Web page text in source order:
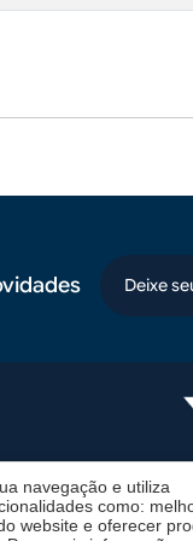
email
navegação e utiliza
como:
website e oferecer